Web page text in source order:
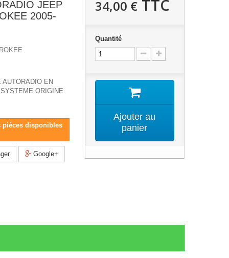
JEEP
2005-
AUTORADIO EN
ORIGINE
pièces disponibles
Google+
34,00 €TTC
Quantité
Ajouter au
panier